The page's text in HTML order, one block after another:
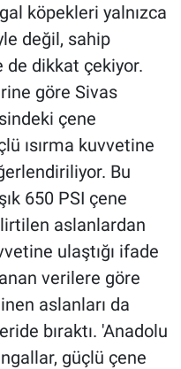
köpekleri yalnızca
değil, sahip
de dikkat çekiyor.
göre Sivas
çene
ısırma kuvvetine
Bu
650 PSI çene
aslanlardan
ulaştığı ifade
verilere göre
aslanları da
bıraktı. 'Anadolu
güçlü çene